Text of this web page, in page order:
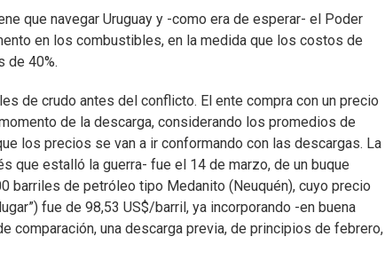
que navegar Uruguay y -como era de esperar- el Poder
en los combustibles, en la medida que los costos de
de 40%.
de crudo antes del conflicto. El ente compra con un precio
de la descarga, considerando los promedios de
los precios se van a ir conformando con las descargas. La
que estalló la guerra- fue el 14 de marzo, de un buque
barriles de petróleo tipo Medanito (Neuquén), cuyo precio
fue de 98,53 US$/barril, ya incorporando -en buena
comparación, una descarga previa, de principios de febrero,